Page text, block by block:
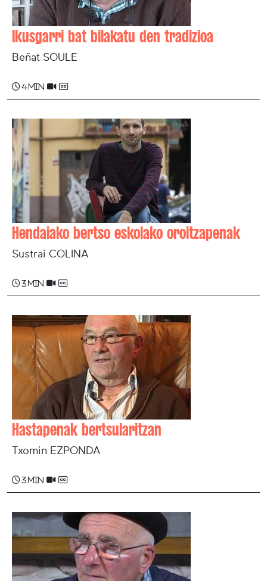
Ikusgarri bat bilakatu den tradizioa
Beñat SOULE
4 min
Hendaiako bertso eskolako oroitzapenak
Sustrai COLINA
3 min
Hastapenak bertsularitzan
Txomin EZPONDA
3 min